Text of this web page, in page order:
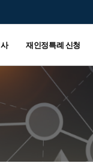
재인정특례 신청